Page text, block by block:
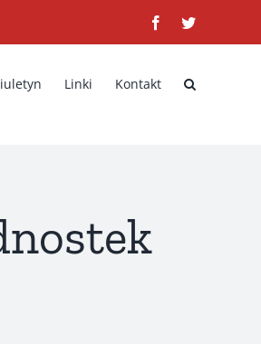
FacebookTwitter
Linki Kontakt